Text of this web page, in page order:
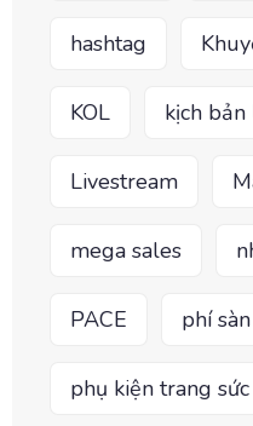
hashtag
KOL kịch
Livestream
mega sales
PACE phí
phụ kiện trang sức